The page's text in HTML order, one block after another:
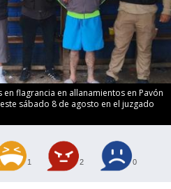
flagrancia en allanamientos en Pavón
sábado 8 de agosto en el juzgado
1 2 0